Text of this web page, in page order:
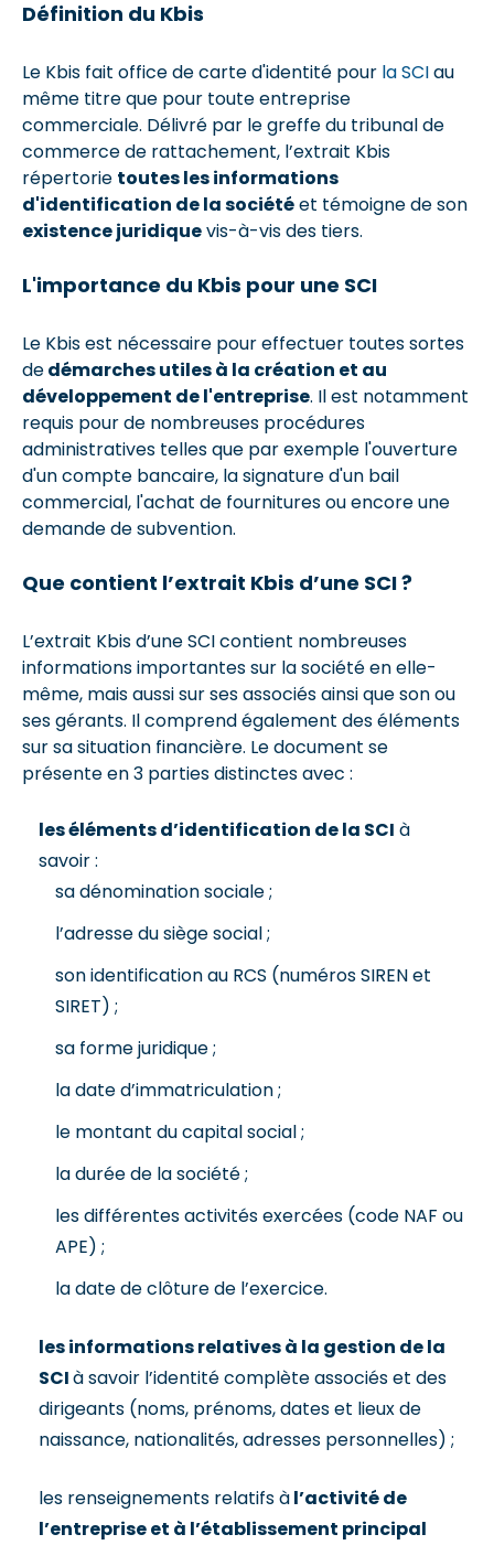
Définition du Kbis
Le Kbis fait office de carte d'identité pour la SCIau
même titre que pour toute entreprise
commerciale. Délivré par le greffe du tribunal de
commerce de rattachement, l’extrait Kbis
répertorie toutes les informations
d'identification de la sociétéet témoigne de son
existence juridiquevis-à-vis des tiers.
L'importance du Kbis pour une SCI
Le Kbis est nécessaire pour effectuer toutes sortes
dedémarches utiles à la création et au
développement de l'entreprise. Il est notamment
requis pour de nombreuses procédures
administratives telles que par exemple l'ouverture
d'un compte bancaire, la signature d'un bail
commercial, l'achat de fournitures ou encore une
demande de subvention.
Que contient l’extrait Kbis d’une SCI ?
L’extrait Kbis d’une SCI contient nombreuses
informations importantes sur la société en elle-
même, mais aussi sur ses associés ainsi que son ou
ses gérants. Il comprend également des éléments
sur sa situation financière. Le document se
présente en 3 parties distinctes avec :
les éléments d’identification de la SCI à
savoir :
sa dénomination sociale ;
l’adresse du siège social ;
son identification au RCS (numéros SIREN et
SIRET) ;
sa forme juridique ;
la date d’immatriculation ;
le montant du capital social ;
la durée de la société ;
les différentes activités exercées (code NAF ou
APE) ;
la date de clôture de l’exercice.
les informations relatives à la gestion de la
SCIà savoir l’identité complète associés et des
dirigeants (noms, prénoms, dates et lieux de
naissance, nationalités, adresses personnelles) ;
les renseignements relatifs àl’activité de
l’entreprise et à l’établissement principal